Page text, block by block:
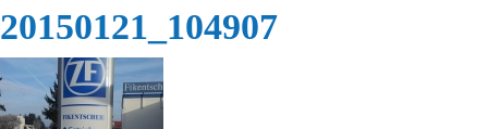
20150121_104907